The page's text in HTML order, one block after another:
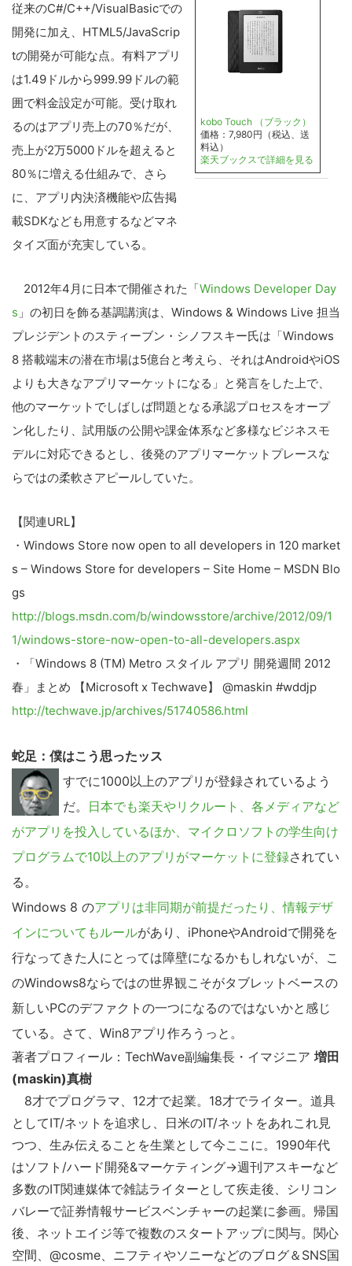
kobo Touch （ブラック）
価格：7,980円（税込、送
料込）
楽天ブックスで詳細を見る
従来のC#/C++/VisualBasicでの
開発に加え、HTML5/JavaScrip
tの開発が可能な点。有料アプリ
は1.49ドルから999.99ドルの範
囲で料金設定が可能。受け取れ
るのはアプリ売上の70％だが、
売上が2万5000ドルを超えると
80％に増える仕組みで、さら
に、アプリ内決済機能や広告掲
載SDKなども用意するなどマネ
タイズ面が充実している。
2012年4月に日本で開催された「Windows Developer Day
s 」の初日を飾る基調講演は、Windows & Windows Live 担当
プレジデントのスティーブン・シノフスキー氏は「Windows
8 搭載端末の潜在市場は5億台と考えら、それはAndroidやiOS
よりも大きなアプリマーケットになる」と発言をした上で、
他のマーケットでしばしば問題となる承認プロセスをオープ
ン化したり、試用版の公開や課金体系など多様なビジネスモ
デルに対応できるとし、後発のアプリマーケットプレースな
らではの柔軟さアピールしていた。
【関連URL】
・Windows Store now open to all developers in 120 market
s – Windows Store for developers – Site Home – MSDN Blo
gs
http://blogs.msdn.com/b/windowsstore/archive/2012/09/1
1/windows-store-now-open-to-all-developers.aspx
・「Windows 8 (TM) Metro スタイル アプリ 開発週間 2012
春」まとめ 【Microsoft x Techwave】 @maskin #wddjp
http://techwave.jp/archives/51740586.html
蛇足：僕はこう思ったッス
すでに1000以上のアプリが登録されているよう
だ。 日本でも楽天やリクルート、各メディアなど
がアプリを投入しているほか、マイクロソフトの学生向け
プログラムで10以上のアプリがマーケットに登録されてい
る。
Windows 8 のアプリは非同期が前提だったり、情報デザ
インについてもルールがあり、iPhoneやAndroidで開発を
行なってきた人にとっては障壁になるかもしれないが、こ
のWindows8ならではの世界観こそがタブレットベースの
新しいPCのデファクトの一つになるのではないかと感じ
ている。さて、Win8アプリ作ろうっと。
著者プロフィール：TechWave副編集長・イマジニア 増田
(maskin)真樹
8才でプログラマ、12才で起業。18才でライター。道具
としてIT/ネットを追求し、日米のIT/ネットをあれこれ見
つつ、生み伝えることを生業として今ここに。1990年代
はソフト/ハード開発&マーケティング→週刊アスキーなど
多数のIT関連媒体で雑誌ライターとして疾走後、シリコン
バレーで証券情報サービスベンチャーの起業に参画。帰国
後、ネットエイジ等で複数のスタートアップに関与。関心
空間、@cosme、ニフティやソニーなどのブログ＆SNS国